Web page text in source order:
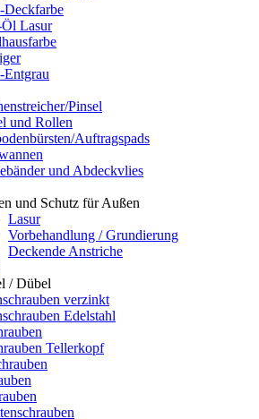
Deckfarbe
Lasur
Pinsel
und Rollen
Auftragspads
und Abdeckvlies
und Schutz für Außen
Lasur
Vorbehandlung / Grundierung
Deckende Anstriche
/ Dübel
verzinkt
Edelstahl
Tellerkopf